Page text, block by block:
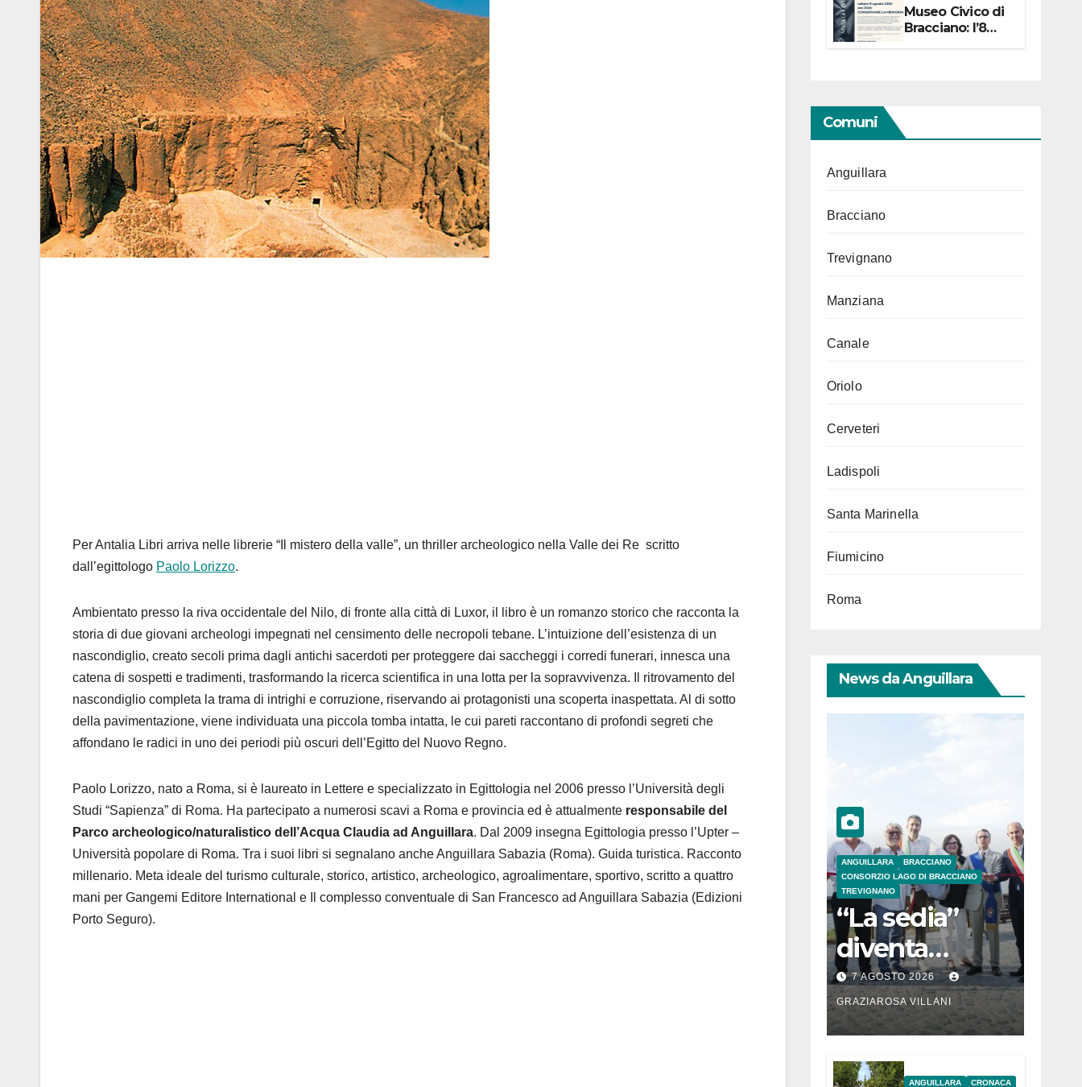
Per Antalia Libri arriva nelle librerie “Il mistero della valle”, un thriller archeologico nella Valle dei Re scritto
dall’egittologo Paolo Lorizzo.
Ambientato presso la riva occidentale del Nilo, di fronte alla città di Luxor, il libro è un romanzo storico che racconta la
storia di due giovani archeologi impegnati nel censimento delle necropoli tebane. L’intuizione dell’esistenza di un
nascondiglio, creato secoli prima dagli antichi sacerdoti per proteggere dai saccheggi i corredi funerari, innesca una
catena di sospetti e tradimenti, trasformando la ricerca scientifica in una lotta per la sopravvivenza. Il ritrovamento del
nascondiglio completa la trama di intrighi e corruzione, riservando ai protagonisti una scoperta inaspettata. Al di sotto
della pavimentazione, viene individuata una piccola tomba intatta, le cui pareti raccontano di profondi segreti che
affondano le radici in uno dei periodi più oscuri dell’Egitto del Nuovo Regno.
Paolo Lorizzo, nato a Roma, si è laureato in Lettere e specializzato in Egittologia nel 2006 presso l’Università degli
Studi “Sapienza” di Roma. Ha partecipato a numerosi scavi a Roma e provincia ed è attualmente responsabile del
Parco archeologico/naturalistico dell’Acqua Claudia ad Anguillara. Dal 2009 insegna Egittologia presso l’Upter –
Università popolare di Roma. Tra i suoi libri si segnalano ancheAnguillara Sabazia (Roma). Guida turistica. Racconto
millenario. Meta ideale del turismo culturale, storico, artistico, archeologico, agroalimentare, sportivo, scritto a quattro
mani per Gangemi Editore International e
Il complesso conventuale di San Francesco ad Anguillara Sabazia (Edizioni
Porto Seguro).
Museo Civico di
Bracciano: l’8
Comuni
Anguillara
Bracciano
Trevignano
Manziana
Canale
Oriolo
Cerveteri
Ladispoli
Santa Marinella
Fiumicino
Roma
News da Anguillara
ANGUILLARA
BRACCIANO
CONSORZIO LAGO DI BRACCIANO
TREVIGNANO
“La sedia”
diventa
Belvedere sul
lago di
Bracciano: ieri
l’inaugurazion
7 AGOSTO 2026
GRAZIAROSA VILLANI
ANGUILLARA CRONACA